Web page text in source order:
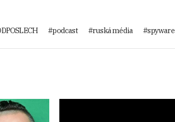
podcast ruská média spyware